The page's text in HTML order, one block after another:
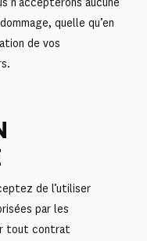
quelle qu’en
de vos
de l’utiliser
par les
tout contrat